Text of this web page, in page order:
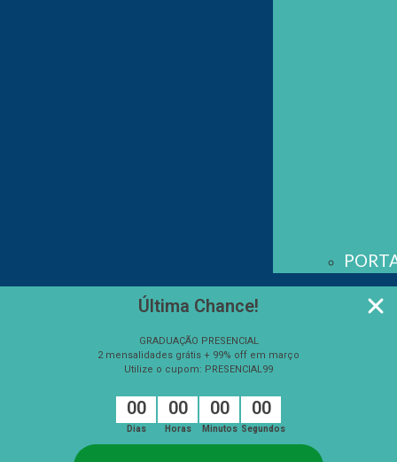
Última Chance!
GRADUAÇÃO PRESENCIAL
2 mensalidades grátis + 99% off em março
Utilize o cupom: PRESENCIAL99
00
Dias
00
Horas
00
Minutos
00
Segundos